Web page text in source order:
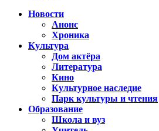
Новости
Анонс
Хроника
Культура
Дом актёра
Литература
Кино
Культурное наследие
Парк культуры и чтения
Образование
Школа и вуз